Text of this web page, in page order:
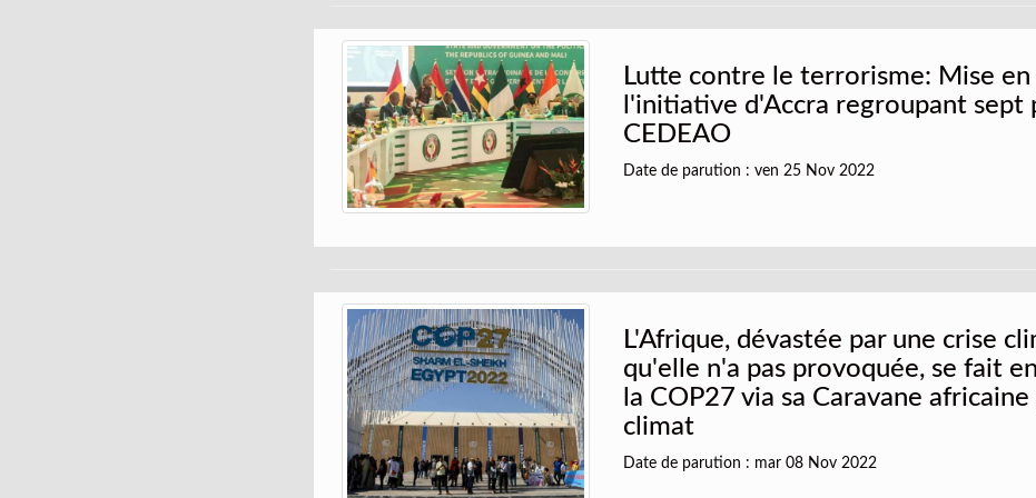
Lutte contre le terrorisme: Mise en
l'initiative d'Accra regroupant sept
CEDEAO
Date de parution : ven 25 Nov 2022
L'Afrique, dévastée par une crise
qu'elle n'a pas provoquée, se fait
la COP27 via sa Caravane
climat
Date de parution : mar 08 Nov 2022